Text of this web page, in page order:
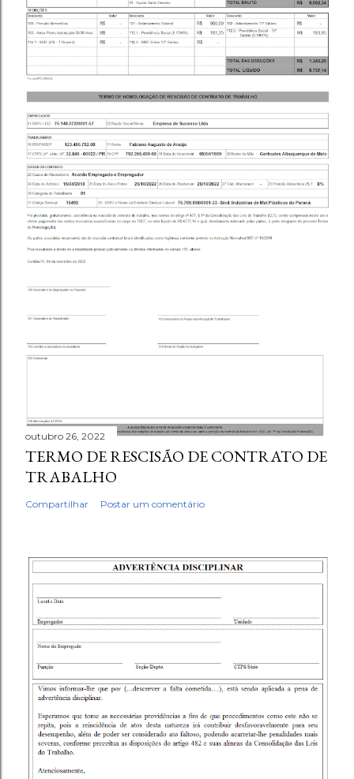
outubro 26, 2022
TERMO DE RESCISÃO DE CONTRATO DE
TRABALHO
Compartilhar Postar um comentário